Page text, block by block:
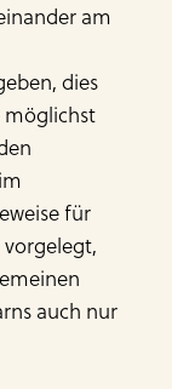
am
dies
möglichst
für
auch nur